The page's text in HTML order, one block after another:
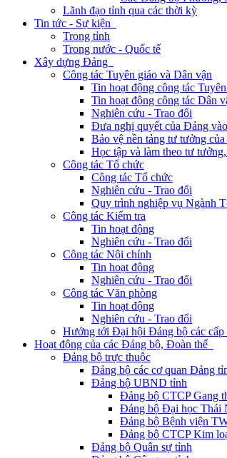
Lãnh đạo tỉnh qua các thời kỳ
Tin tức - Sự kiện
Trong tỉnh
Trong nước - Quốc tế
Xây dựng Đảng
Công tác Tuyên giáo và Dân vận
Tin hoạt động công tác
Tin hoạt động công tác Dân
Nghiên cứu - Trao đổi
Đưa nghị quyết của Đảng
Bảo vệ nền tảng tư tưởng
Học tập và làm theo tư
Công tác Tổ chức
Công tác Tổ chức
Nghiên cứu - Trao đổi
Quy trình nghiệp vụ Ngành
Công tác Kiểm tra
Tin hoạt động
Nghiên cứu - Trao đổi
Công tác Nội chính
Tin hoạt động
Nghiên cứu - Trao đổi
Công tác Văn phòng
Tin hoạt động
Nghiên cứu - Trao đổi
Hướng tới Đại hội Đảng bộ các cấp
Hoạt động của các Đảng bộ, Đoàn thể
Đảng bộ trực thuộc
Đảng bộ các cơ quan Đảng
Đảng bộ UBND tỉnh
Đảng bộ CTCP Gang
Đảng bộ Đại học Thái
Đảng bộ Bệnh viện
Đảng bộ CTCP Kim
Đảng bộ Quân sự tỉnh